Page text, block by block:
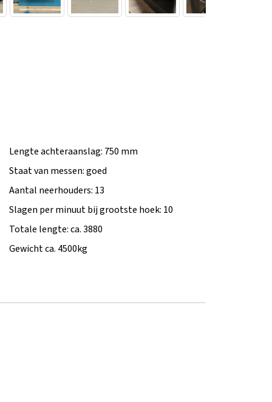
Lengte achteraanslag: 750 mm
Staat van messen: goed
Aantal neerhouders: 13
Slagen per minuut bij grootste hoek: 10
Totale lengte: ca. 3880
Gewicht ca. 4500kg